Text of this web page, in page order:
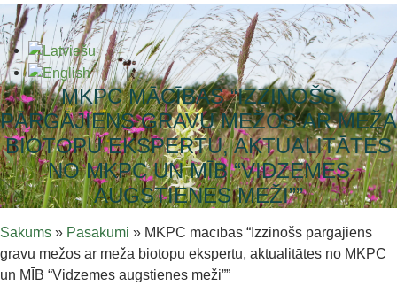
MKPC MĀCĪBAS “IZZINOŠS
PĀRGĀJIENS GRAVU MEŽOS AR MEŽA
BIOTOPU EKSPERTU, AKTUALITĀTES
NO MKPC UN MĪB “VIDZEMES
AUGSTIENES MEŽI””
Sākums » Pasākumi » MKPC mācības “Izzinošs pārgājiens
gravu mežos ar meža biotopu ekspertu, aktualitātes no MKPC
un MĪB “Vidzemes augstienes meži””